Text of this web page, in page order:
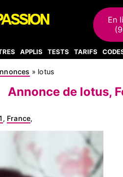
En
APPLIS TESTS TARIFS
» lotus
Annonce de lotus,
, France,